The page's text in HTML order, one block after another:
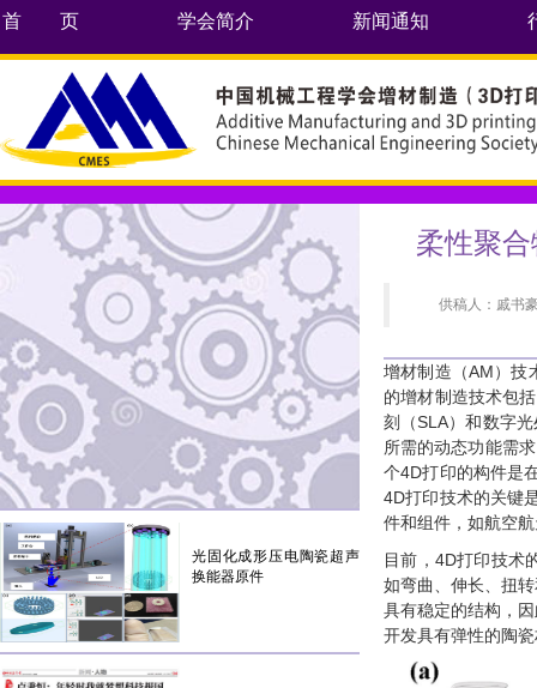
首 页 学会简介 新闻通知
光固化成形压电陶瓷超声
换能器原件
柔性聚
供稿人：戚书
增材制造（AM）技
的增材制造技术包
刻（SLA）和数字
所需的动态功能需
个4D打印的构件是
4D打印技术的关键
件和组件，如航空
目前，4D打印技术
如弯曲、伸长、扭
具有稳定的结构，
开发具有弹性的陶